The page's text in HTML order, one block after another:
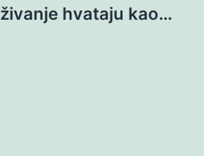
hvataju kao…